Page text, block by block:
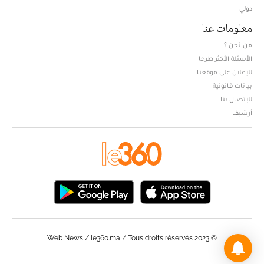
دولي
معلومات عنا
من نحن ؟
الأسئلة الأكثر طرحا
للإعلان على موقعنا
بيانات قانونية
للإتصال بنا
أرشيف
© Web News / le360.ma / Tous droits réservés 2023